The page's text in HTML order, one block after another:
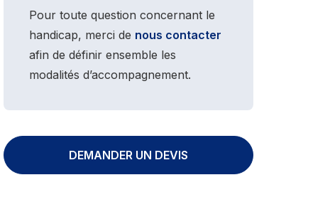
Pour toute question concernant le
handicap, merci de nous contacter
afin de définir ensemble les
modalités d’accompagnement.
DEMANDER UN DEVIS